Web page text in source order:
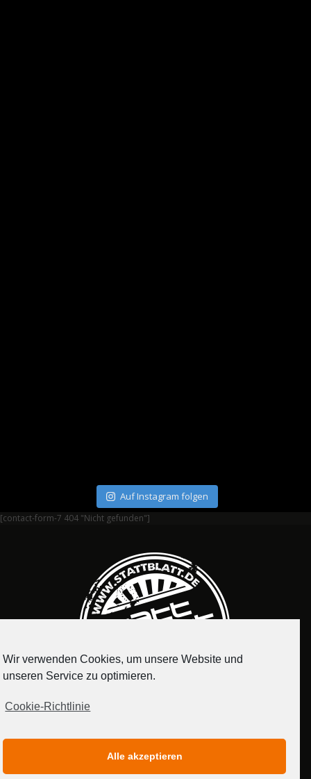
Auf Instagram folgen
[contact-form-7 404 "Nicht gefunden"]
MEDIADATEN
Wir verwenden Cookies, um unsere Website und
unseren Service zu optimieren.
Cookie-Richtlinie
Alle akzeptieren